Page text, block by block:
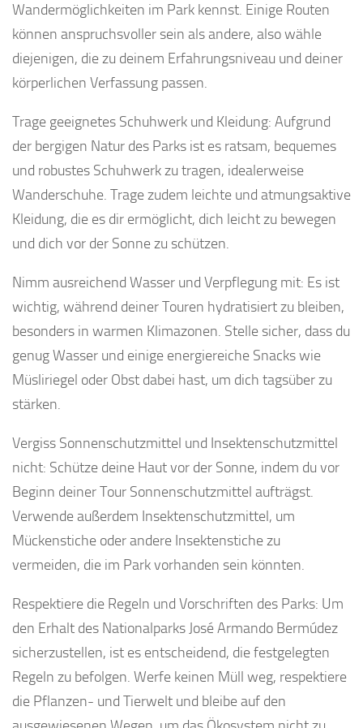
Wandermöglichkeiten im Park kennst. Einige Routen
können anspruchsvoller sein als andere, also wähle
diejenigen, die zu deinem Erfahrungsniveau und deiner
körperlichen Verfassung passen.
Trage geeignetes Schuhwerk und Kleidung: Aufgrund
der bergigen Natur des Parks ist es ratsam, bequemes
und robustes Schuhwerk zu tragen, idealerweise
Wanderschuhe. Trage zudem leichte und atmungsaktive
Kleidung, die es dir ermöglicht, dich leicht zu bewegen
und dich vor der Sonne zu schützen.
Nimm ausreichend Wasser und Verpflegung mit: Es ist
wichtig, während deiner Touren hydratisiert zu bleiben,
besonders in warmen Klimazonen. Stelle sicher, dass du
genug Wasser und einige energiereiche Snacks wie
Müsliriegel oder Obst dabei hast, um dich tagsüber zu
stärken.
Vergiss Sonnenschutzmittel und Insektenschutzmittel
nicht: Schütze deine Haut vor der Sonne, indem du vor
Beginn deiner Tour Sonnenschutzmittel aufträgst.
Verwende außerdem Insektenschutzmittel, um
Mückenstiche oder andere Insektenstiche zu
vermeiden, die im Park vorhanden sein könnten.
Respektiere die Regeln und Vorschriften des Parks: Um
den Erhalt des Nationalparks José Armando Bermúdez
sicherzustellen, ist es entscheidend, die festgelegten
Regeln zu befolgen. Werfe keinen Müll weg, respektiere
die Pflanzen- und Tierwelt und bleibe auf den